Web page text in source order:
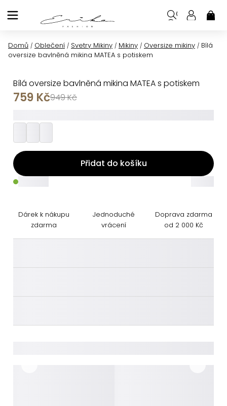
na
Domů / Oblečení / Svetry Mikiny / Mikiny / Oversize mikiny / Bílá
oversize bavlněná mikina MATEA s potiskem
Bílá oversize bavlněná mikina MATEA s potiskem
949 Kč
759 Kč
Přidat do košíku
Dárek k nákupu
zdarma
Jednoduché
vrácení
Doprava zdarma
od 2 000 Kč